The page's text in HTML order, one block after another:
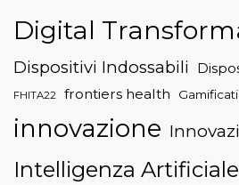
Digital
Dispositivi Indossabili
FHITA22 frontiers health
innovazione
Intelligenza Artificiale